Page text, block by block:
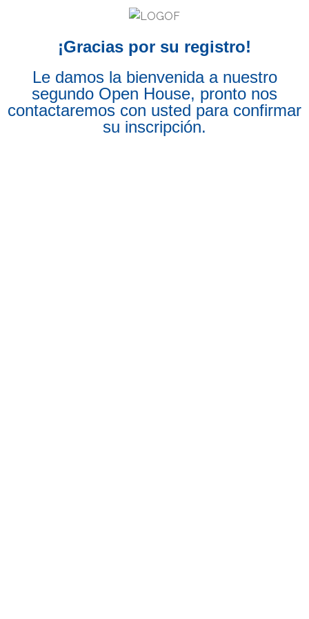
¡Gracias por su registro!
Le damos la bienvenida a nuestro
segundo Open House, pronto nos
contactaremos con usted para confirmar
su inscripción.